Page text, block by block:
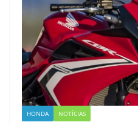
HONDA NOTÍCIAS